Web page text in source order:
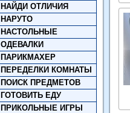
НАЙДИ ОТЛИЧИЯ
НАРУТО
НАСТОЛЬНЫЕ
ОДЕВАЛКИ
ПАРИКМАХЕР
ПЕРЕДЕЛКИ КОМНАТЫ
ПОИСК ПРЕДМЕТОВ
ГОТОВИТЬ ЕДУ
ПРИКОЛЬНЫЕ ИГРЫ